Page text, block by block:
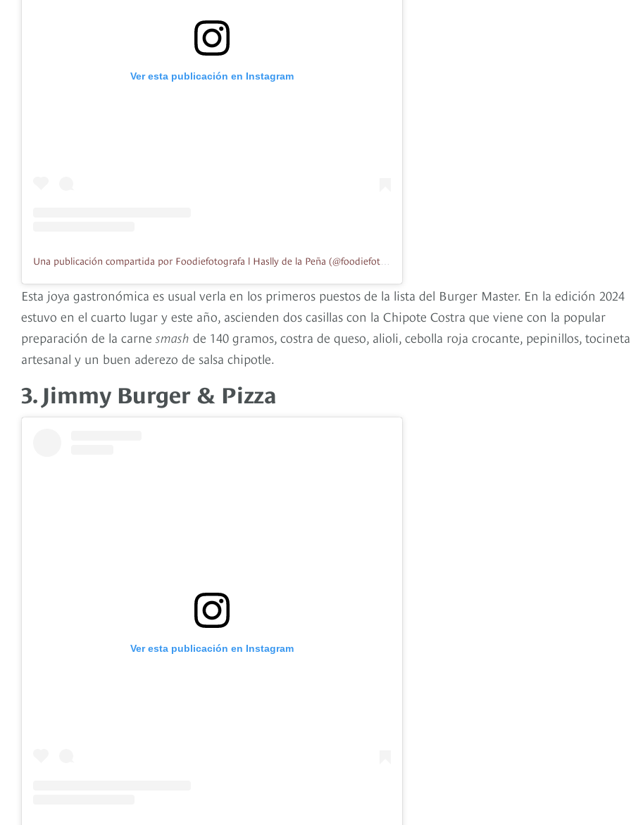
Ver esta publicación en Instagram
Una publicación compartida por Foodiefotografa l Haslly de la Peña (@foodiefotografa)
Esta joya gastronómica es usual verla en los primeros puestos de la lista del Burger Master. En la edición 2024
estuvo en el cuarto lugar y este año, ascienden dos casillas con la Chipote Costra que viene con la popular
preparación de la carne smash de 140 gramos, costra de queso, alioli, cebolla roja crocante, pepinillos, tocineta
artesanal y un buen aderezo de salsa chipotle.
3. Jimmy Burger & Pizza
Ver esta publicación en Instagram